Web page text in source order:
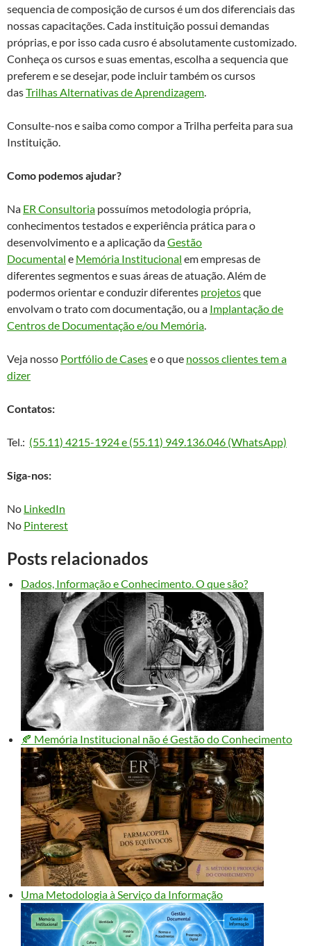
sequencia de composição de cursos é um dos diferenciais das
nossas capacitações. Cada instituição possui demandas
próprias, e por isso cada cusro é absolutamente customizado.
Conheça os cursos e suas ementas, escolha a sequencia que
preferem e se desejar, pode incluir também os cursos
dasTrilhas Alternativas de Aprendizagem.
Consulte-nos e saiba como compor a Trilha perfeita para sua
Instituição.
Como podemos ajudar?
Na ER Consultoria possuímos metodologia própria,
conhecimentos testados e experiência prática para o
desenvolvimento e a aplicação daGestão
Documental e Memória Institucional em empresas de
diferentes segmentos e suas áreas de atuação. Além de
podermos orientar e conduzir diferentes projetosque
envolvam o trato com documentação, ou a Implantação de
Centros de Documentação e/ou Memória.
Veja nosso Portfólio de Casese o que nossos clientes tem a
dizer
Contatos:
Tel.: (55.11) 4215-1924 e (55.11) 949.136.046 (WhatsApp)
Siga-nos:
No LinkedIn
No Pinterest
Posts relacionados
Dados, Informação e Conhecimento. O que são?
🍂 Memória Institucional não é Gestão do Conhecimento
Uma Metodologia à Serviço da Informação